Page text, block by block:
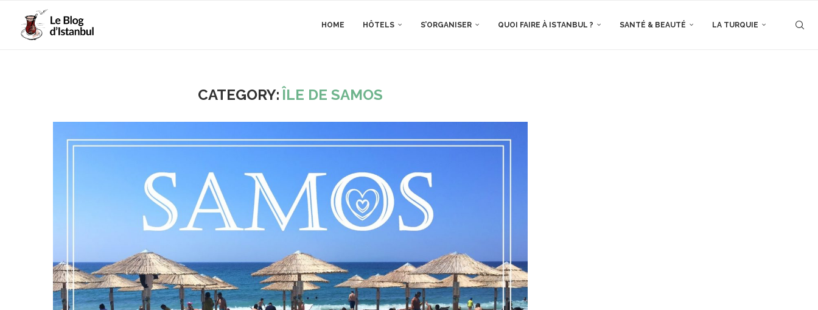
HOME HÔTELS S’ORGANISER QUOI FAIRE À ISTANBUL ? SANTÉ & BEAUTÉ LA TURQUIE
CATEGORY: ÎLE DE SAMOS